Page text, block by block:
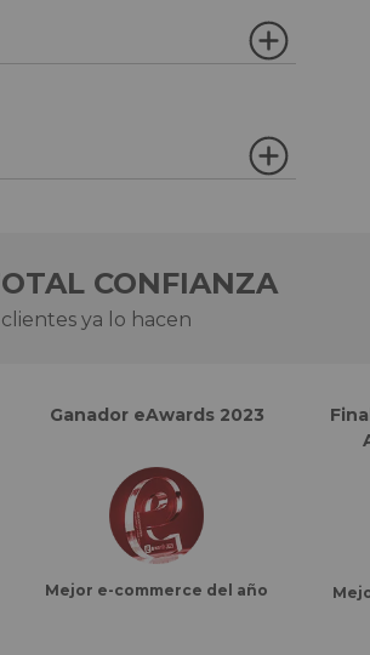
CONFIANZA
ya lo hacen
Ganador eAwards 2023
Mejor e-commerce del año